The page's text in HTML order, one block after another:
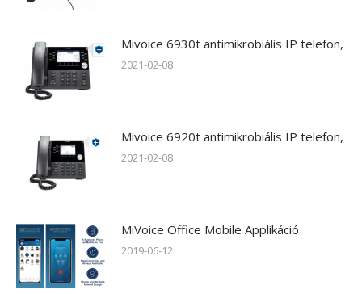
Mivoice 6930t antimikrobiális IP telefon,
2021-02-08
Mivoice 6920t antimikrobiális IP telefon,
2021-02-08
MiVoice Office Mobile Applikáció
2019-06-12